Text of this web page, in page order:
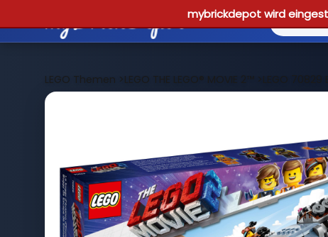
mybrickdepot wird
LEGO Themen >LEGO THE LEGO® MOVIE 2™>LEGO 70829